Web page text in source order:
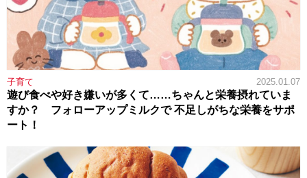
子育て 2025.01.07
遊び食べや好き嫌いが多くて……ちゃんと栄養摂れていま
すか？ フォローアップミルクで 不足しがちな栄養をサポ
ート！